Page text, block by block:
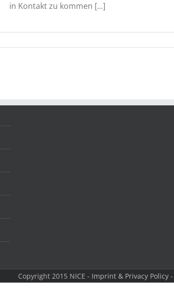
in Kontakt zu kommen [...]
Copyright 2015 NICE - Imprint & Privacy Policy-